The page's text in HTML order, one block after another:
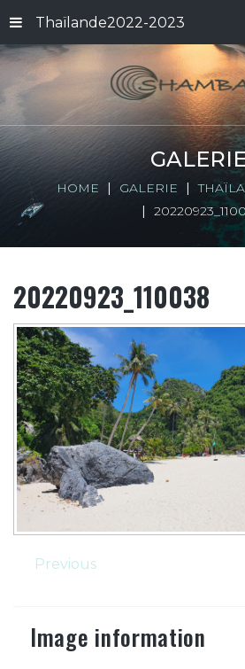
Thaïlande2022-2023
HOME GALERIE
20220923_110038
Previous
Image information